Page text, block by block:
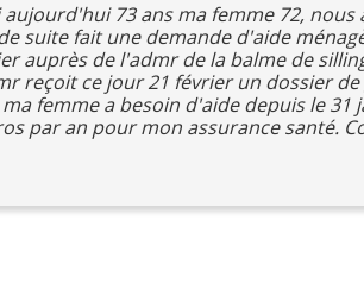
73 ans ma femme 72,
suite fait une demande d'aide
auprès de l'admr de la balme de
reçoit ce jour 21 février un dossier
femme a besoin d'aide depuis le 31
par an pour mon assurance santé.